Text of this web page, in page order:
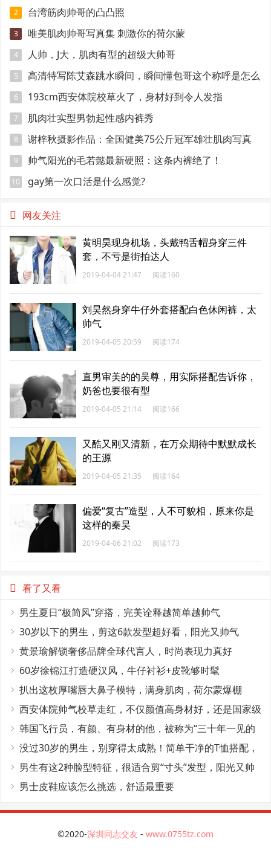
2 台湾筋肉帅哥的凸凸照
3 唯美肌肉帅哥写真集 刺激你的荷尔蒙
4 人帅，J大，肌肉有型的超级大帅哥
5
高清特写陈艾森跳水瞬间，瞬间懂包哥这个称呼是怎么
来的
6 193cm西安体院校草火了，身材好到令人发指
7 肌肉壮实型男勃起性感内裤秀
8 谢梓秋摄影作品：全国健美75公斤冠军雄壮肌肉写真
9 帅气阳光的毛若懿最新硬照：这条内裤绝了！
10 gay第一次口活是什么感觉?
网友关注
黄明昊现身机场，头戴鸭舌帽身穿三件
套，不亏是街拍达人
2019-04-04 21:47 阅读160
刘昊然身穿牛仔外套搭配白色休闲裤，太
帅气
2019-04-05 20:59 阅读174
直男审美的的吴尊，用实际搭配告诉你，
奶爸也要很有型
2019-04-05 21:14 阅读166
又酷又刚又清新，在万众期待中默默成长
的王源
2019-04-05 21:35 阅读164
偏爱“复古”造型，人不可貌相，原来你是
这样的秦昊
2019-04-06 21:02 阅读173
看了又看
男生夏日“极简风”穿搭，完美诠释越简单越帅气
30岁以下的男生，剪这6款发型超好看，阳光又帅气
黄景瑜解锁奢侈品牌全球代言人，时尚表现力真好
60岁徐锦江打造硬汉风，牛仔衬衫+皮靴够时髦
扒出这枚厚嘴唇大鼻子模特，满身肌肉，荷尔蒙爆棚
西安体院帅气校草走红，不仅颜值高身材好，还是国家级
田径运动员
韩国飞行员，有颜、有身材的他，被称为“三十年一见的
神颜”
没过30岁的男生，别穿得太成熟！简单干净的T恤搭配，
帅气又减龄
男生有这2种脸型特征，很适合剪“寸头”发型，阳光又帅
气
男士皮鞋应该怎么挑选，舒适最重要
©2020-深圳同志交友 - www.0755tz.com